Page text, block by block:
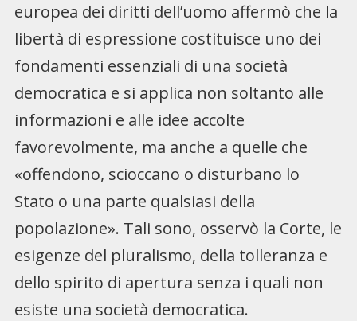
europea dei diritti dell’uomo affermò che la
libertà di espressione costituisce uno dei
fondamenti essenziali di una società
democratica e si applica non soltanto alle
informazioni e alle idee accolte
favorevolmente, ma anche a quelle che
«offendono, scioccano o disturbano lo
Stato o una parte qualsiasi della
popolazione». Tali sono, osservò la Corte, le
esigenze del pluralismo, della tolleranza e
dello spirito di apertura senza i quali non
esiste una società democratica.